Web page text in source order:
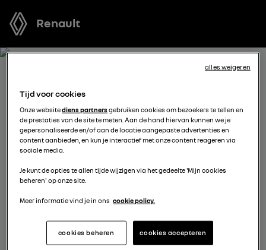
Renault
ONTVANG GRATIS JOUW
OFFERTE VOOR SCENIC E-
TECH ELECTRIC
offerte voor te stellen, met financieringsmogelijkheden
je aankoopplannen.
kies een verdeler
Tijd voor cookies
Onze websitediens partnersgebruiken cookies om bezoekers te tellen en
de prestaties van de site te meten. Aan de hand hiervan kunnen we je
gepersonaliseerde en/of aan de locatie aangepaste advertenties en
content aanbieden, en kun je interactief met onze content reageren via
sociale media.
Je kunt de opties te allen tijde wijzigen via het gedeelte 'Mijn cookies
beheren' op onze site.
Meer informatie vind je in ons cookie policy.
cookies accepteren
cookies beheren
alles weigeren